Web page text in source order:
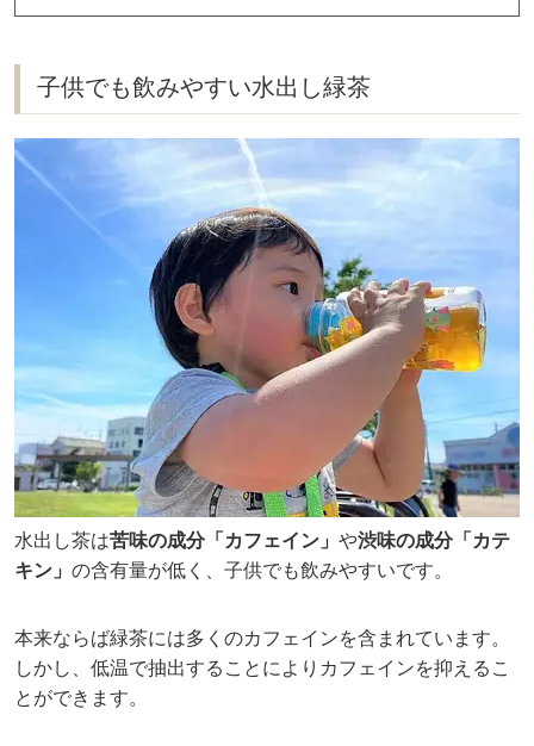
子供でも飲みやすい水出し緑茶
水出し茶は苦味の成分「カフェイン」 や渋味の成分「カテ
キン」 の含有量が低く、子供でも飲みやすいです。
本来ならば緑茶には多くのカフェインを含まれています。
しかし、低温で抽出することによりカフェインを抑えるこ
とができます。